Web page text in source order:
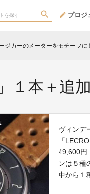
プロジ
ジカーのメーターをモチーフ
」１本＋
ヴィンデ
「
49,600円
ンは５種
中から１